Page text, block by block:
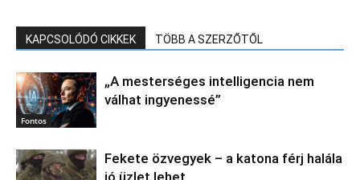
KAPCSOLÓDÓ CIKKEK TÖBB A SZERZŐTŐL
Fontos
„A mesterséges intelligencia nem
válhat ingyenessé”
Fekete özvegyek – a katona férj halála
jó üzlet lehet